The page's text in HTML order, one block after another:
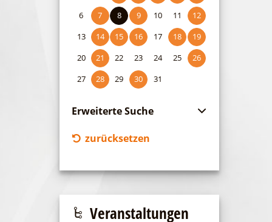
6
7 8 9 10 11
12
13
14 15 16 17 18
19
20
21 22 23 24 25
26
27
28 29 30 31
Erweiterte Suche
Zeitraum
von
alle Kategorien
Kategorie
Laufzeit
zurücksetzen
Veranstaltungen